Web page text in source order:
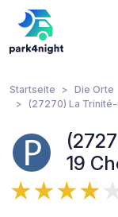
Startseite
Die Orte
(27270) La
19